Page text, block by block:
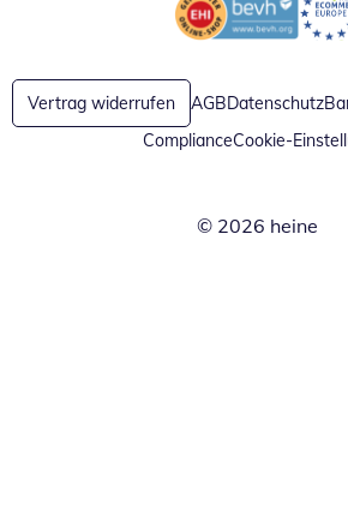
Öffnet in neuem
Vertrag widerrufen AGBDatenschutz
ComplianceCookie-
© 2026 heine